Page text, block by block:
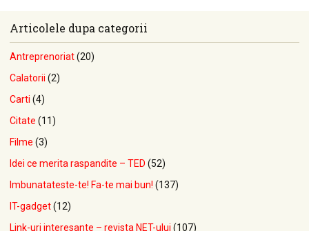
Articolele dupa categorii
Antreprenoriat(20)
Calatorii (2)
Carti (4)
Citate (11)
Filme (3)
Idei ce merita raspandite – TED (52)
Imbunatateste-te! Fa-te mai bun! (137)
IT-gadget(12)
Link-uri interesante – revista NET-ului (107)